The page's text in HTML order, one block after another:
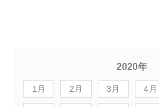
2020年
1月 2月 3月 4月